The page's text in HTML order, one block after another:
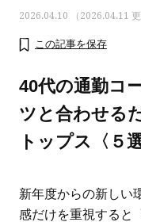
2026.04.10 （2026.04.11 更
この記事を保存
40代の通勤コ
ツと合わせる
トップス〈５選
新年度からの新しい
感だけを重視すると